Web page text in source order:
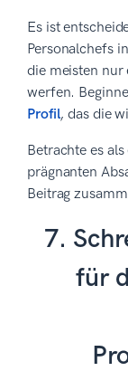
Es ist
Personalchefs
die meisten nur
werfen.
Profil, das die
Betrachte es
prägnanten
Beitrag
7.
für